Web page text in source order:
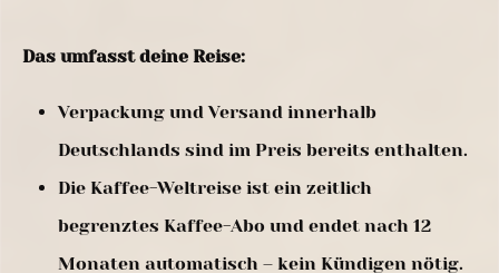
Das umfasst deine Reise:
Verpackung und Versand innerhalb
Deutschlands sind im Preis bereits enthalten.
Die Kaffee-Weltreise ist ein zeitlich
begrenztes Kaffee-Abo und endet nach 12
Monaten automatisch – kein Kündigen nötig.